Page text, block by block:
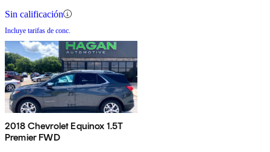
Sin calificación
Incluye tarifas de conc.
2018 Chevrolet Equinox 1.5T
Premier FWD